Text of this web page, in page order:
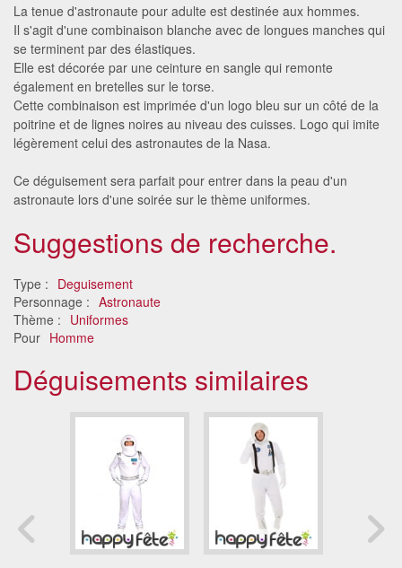
La tenue d'astronaute pour adulte est destinée aux hommes.
Il s'agit d'une combinaison blanche avec de longues manches qui
se terminent par des élastiques.
Elle est décorée par une ceinture en sangle qui remonte
également en bretelles sur le torse.
Cette combinaison est imprimée d'un logo bleu sur un côté de la
poitrine et de lignes noires au niveau des cuisses. Logo qui imite
légèrement celui des astronautes de la Nasa.
Ce déguisement sera parfait pour entrer dans la peau d'un
astronaute lors d'une soirée sur le thème uniformes.
Suggestions de recherche.
Type : Deguisement
Personnage : Astronaute
Thème : Uniformes
Pour Homme
Déguisements similaires